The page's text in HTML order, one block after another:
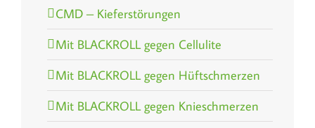
CMD – Kieferstörungen
Mit BLACKROLL gegen Cellulite
Mit BLACKROLL gegen Hüftschmerzen
Mit BLACKROLL gegen Knieschmerzen